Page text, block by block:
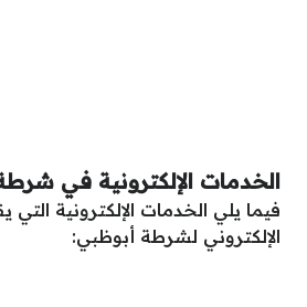
الخدمات الإلكترونية في
فيما يلي الخدمات الإلكترونية التي
الإلكتروني لشرطة أبوظبي: